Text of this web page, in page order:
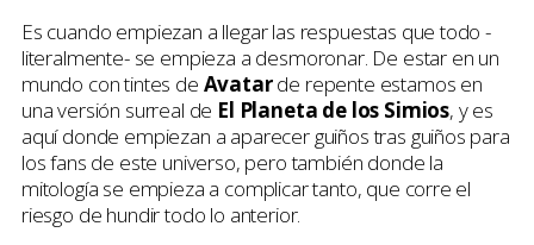
Es cuando empiezan a llegar las respuestas que todo -
literalmente- se empieza a desmoronar. De estar en un
mundo con tintes de Avatarde repente estamos en
una versión surreal de El Planeta de los Simios, y es
aquí donde empiezan a aparecer guiños tras guiños para
los fans de este universo, pero también donde la
mitología se empieza a complicar tanto, que corre el
riesgo de hundir todo lo anterior.